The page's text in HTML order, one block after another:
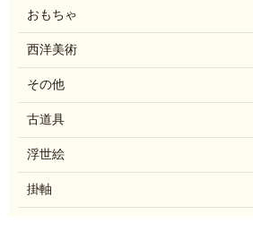
おもちゃ
西洋美術
その他
古道具
浮世絵
掛軸